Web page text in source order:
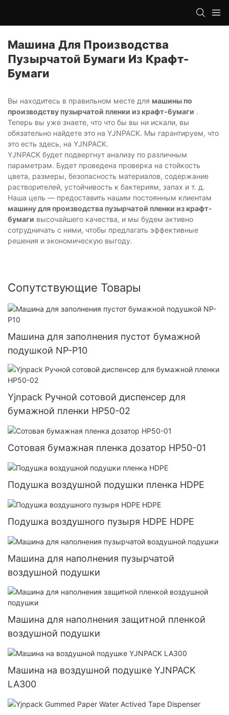
Машина Для Производства
Пузырчатой ​​бумаги Из Крафт-
Бумаги
Вы находитесь в правильном месте для машины по
производству пузырчатой ​​пленки из крафт-бумаги .
Теперь вы уже знаете, что что бы вы ни искали, вы
обязательно найдете это на YJNPACK. Мы гарантируем, что
это есть здесь, на YJNPACK.
YJNPACK будет подвергнут анализу по различным
параметрам. Будет проведена проверка на стойкость
цвета, размеры, безопасность материалов, содержание
растворителей, устойчивость к бактериям, запах и т. д.
Наша цель — предоставить нашим постоянным клиентам
машину для производства пузырчатой ​​пленки из крафт-
бумаги высочайшего качества, и мы будем активно
сотрудничать с ними, чтобы предлагать эффективные
решения и экономическую выгоду.
Сопутствующие Товары
Машина для заполнения пустот бумажной
подушкой NP-P10
Yjnpack Ручной сотовой диспенсер для
бумажной пленки HP50-02
Сотовая бумажная пленка дозатор HP50-01
Подушка воздушной подушки пленка HDPE
Подушка воздушного пузыря HDPE HDPE
Машина для наполнения пузырчатой ​​
воздушной подушки
Машина для наполнения защитной пленкой
воздушной подушки
Машина на воздушной подушке YJNPACK
LA300